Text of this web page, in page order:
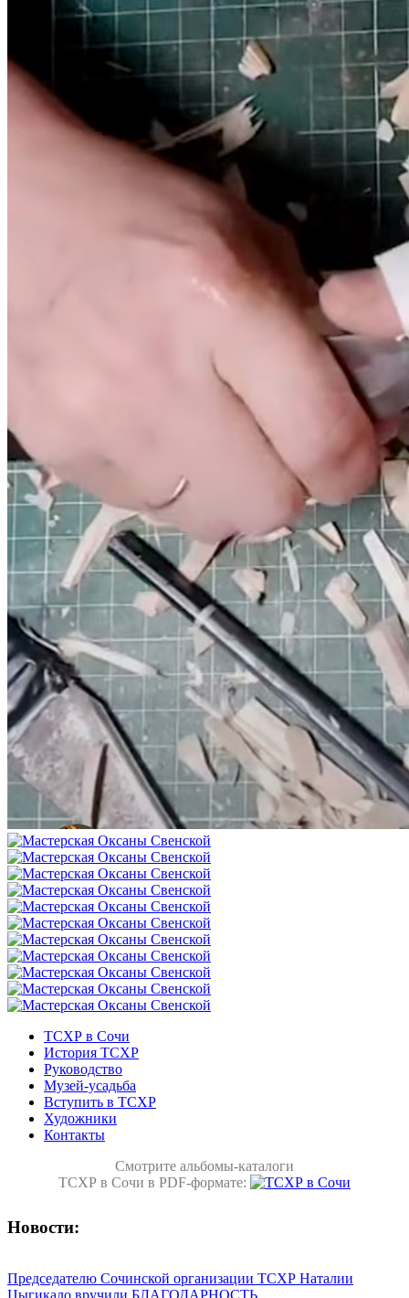
ТСХР в Сочи
История ТСХР
Руководство
Музей-усадьба
Вступить в ТСХР
Художники
Контакты
Смотрите альбомы-каталоги
ТСХР в Сочи в PDF-формате:
Новости:
Председателю Сочинской организации ТСХР Наталии